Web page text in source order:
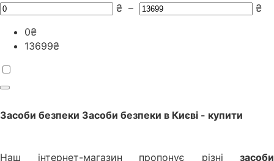
₴ –
₴
0₴
13699₴
Засоби безпеки Засоби безпеки в Києві - купити
Наш інтернет-магазин пропонує різні засоби